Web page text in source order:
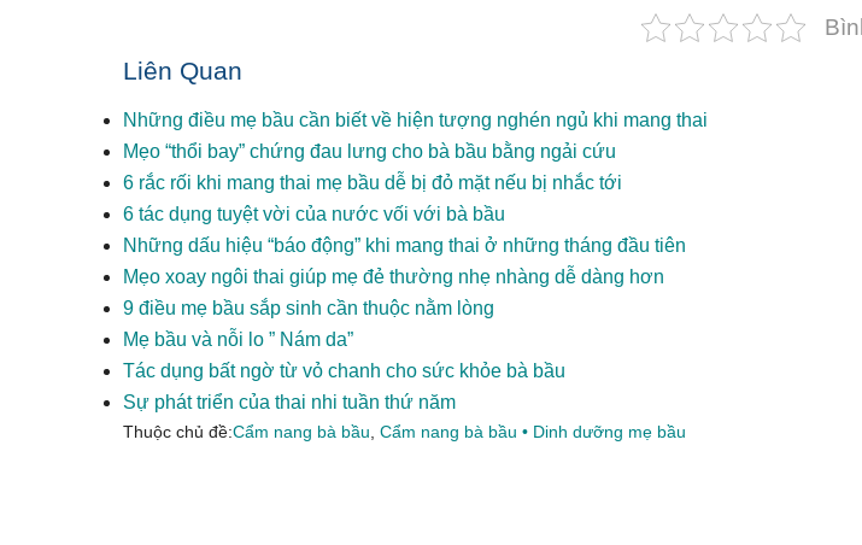
Liên Quan
Những điều mẹ bầu cần biết về hiện tượng nghén ngủ khi mang thai
Mẹo “thổi bay” chứng đau lưng cho bà bầu bằng ngải cứu
6 rắc rối khi mang thai mẹ bầu dễ bị đỏ mặt nếu bị nhắc tới
6 tác dụng tuyệt vời của nước vối với bà bầu
Những dấu hiệu “báo động” khi mang thai ở những tháng đầu tiên
Mẹo xoay ngôi thai giúp mẹ đẻ thường nhẹ nhàng dễ dàng hơn
9 điều mẹ bầu sắp sinh cần thuộc nằm lòng
Mẹ bầu và nỗi lo ” Nám da”
Tác dụng bất ngờ từ vỏ chanh cho sức khỏe bà bầu
Sự phát triển của thai nhi tuần thứ năm
Thuộc chủ đề:Cẩm nang bà bầu Cẩm nang bà bầu • Dinh dưỡng mẹ bầu